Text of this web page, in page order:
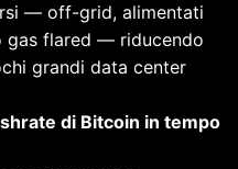
— off-grid, alimentati
gas flared — riducendo
grandi data center
di Bitcoin in tempo